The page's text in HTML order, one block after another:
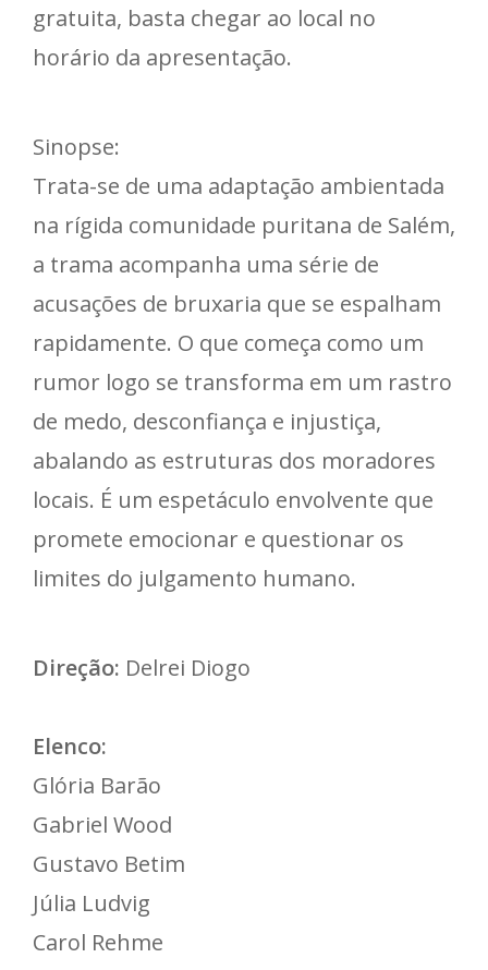
gratuita, basta chegar ao local no
horário da apresentação.
Sinopse:
Trata-se de uma adaptação ambientada
na rígida comunidade puritana de Salém,
a trama acompanha uma série de
acusações de bruxaria que se espalham
rapidamente. O que começa como um
rumor logo se transforma em um rastro
de medo, desconfiança e injustiça,
abalando as estruturas dos moradores
locais. É um espetáculo envolvente que
promete emocionar e questionar os
limites do julgamento humano.
Direção: Delrei Diogo
Elenco:
Glória Barão
Gabriel Wood
Gustavo Betim
Júlia Ludvig
Carol Rehme